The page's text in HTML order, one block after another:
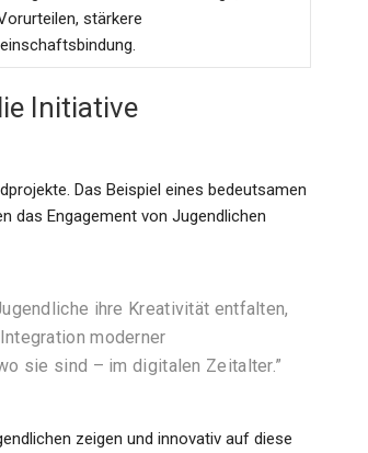
stärkere
Initiative
Das Beispiel eines bedeutsamen
das Engagement von Jugendlichen
ihre Kreativität entfalten,
moderner
sie sind – im digitalen Zeitalter.”
zeigen und innovativ auf diese